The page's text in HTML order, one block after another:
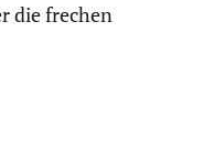
die frechen